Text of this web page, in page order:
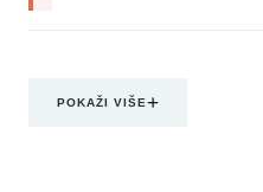
POKAŽI VIŠE